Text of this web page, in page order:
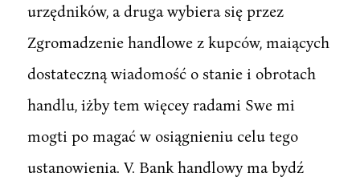
urzędników, a druga wybiera się przez
Zgromadzenie handlowe z kupców, maiących
dostateczną wiadomość o stanie i obrotach
handlu, iżby tem więcey radami Swe mi
mogti po magać w osiągnieniu celu tego
ustanowienia. V. Bank handlowy ma bydź